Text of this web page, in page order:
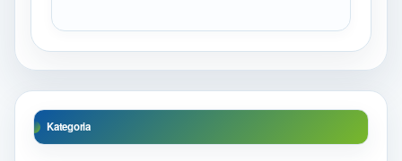
Kategoria